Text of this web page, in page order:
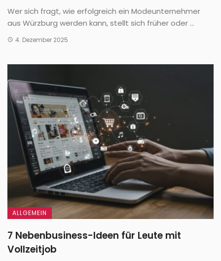
Wer sich fragt, wie erfolgreich ein Modeunternehmer
aus Würzburg werden kann, stellt sich früher oder ...
4. Dezember 2025
ALLGEMEIN
7 Nebenbusiness-Ideen für Leute mit
Vollzeitjob